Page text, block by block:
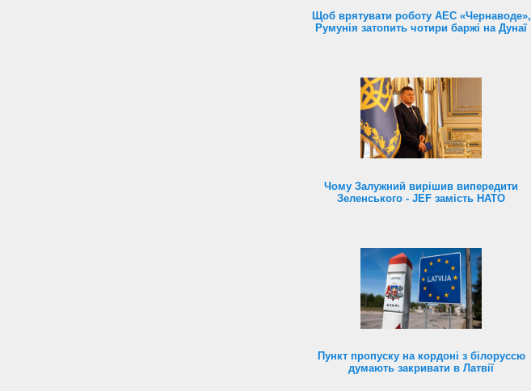
Щоб врятувати роботу АЕС «Чернаводе»,
Румунія затопить чотири баржі на Дунаї
Чому Залужний вирішив випередити
Зеленського - JEF замість НАТО
Пункт пропуску на кордоні з білоруссю
думають закривати в Латвії